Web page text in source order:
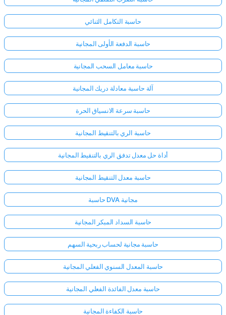
سجّل
هنا!
الدعم:
حاسبة التكامل الثنائي
حاسبة الدفعة الأولى المجانية
حاسبة معامل السحب المجانية
آلة حاسبة معادلة دريك المجانية
حاسبة سرعة الانسياق الحرة
حاسبة الري بالتنقيط المجانية
أداة حل معدل تدفق الري بالتنقيط المجانية
حاسبة معدل التنقيط المجانية
حاسبة DVA مجانية
حاسبة السداد المبكر المجانية
حاسبة مجانية لحساب ربحية السهم
حاسبة المعدل السنوي الفعلي المجانية
حاسبة معدل الفائدة الفعلي المجانية
حاسبة الكفاءة المجانية